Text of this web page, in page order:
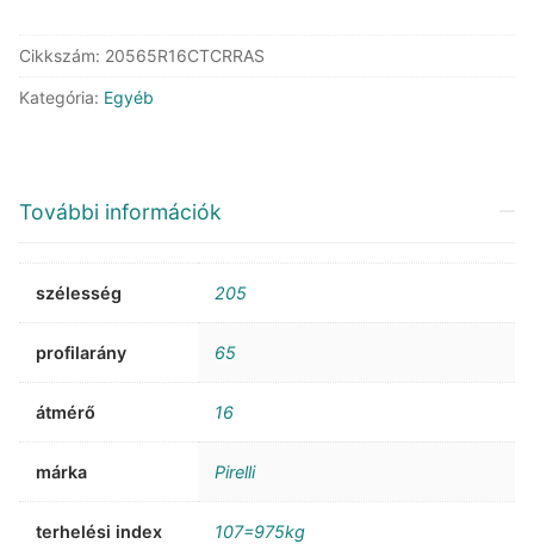
mennyiség
Cikkszám: 20565R16CTCRRAS
Kategória: Egyéb
További információk
szélesség 205
profilarány 65
átmérő 16
márka Pirelli
terhelési index 107=975kg